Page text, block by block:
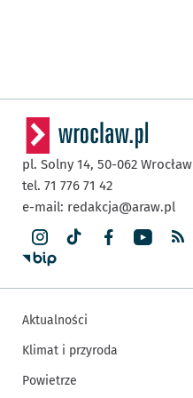
pl. Solny 14, 50-062 Wrocław
tel. 71 776 71 42
e-mail: redakcja@araw.pl
Aktualności
Klimat i przyroda
Powietrze